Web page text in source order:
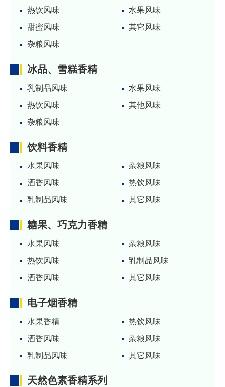
热饮风味
水果风味
甜蜜风味
其它风味
杂粮风味
冰品、雪糕香精
乳制品风味
水果风味
热饮风味
其他风味
杂粮风味
饮料香精
水果风味
杂粮风味
酒香风味
热饮风味
乳制品风味
其它风味
糖果、巧克力香精
水果风味
杂粮风味
热饮风味
乳制品风味
酒香风味
其它风味
电子烟香精
水果香精
热饮风味
酒香风味
杂粮风味
乳制品风味
其它风味
天然色素香精系列